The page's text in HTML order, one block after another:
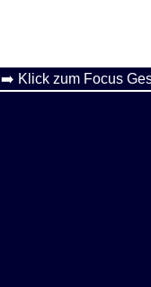
➡️ Klick zum Focus